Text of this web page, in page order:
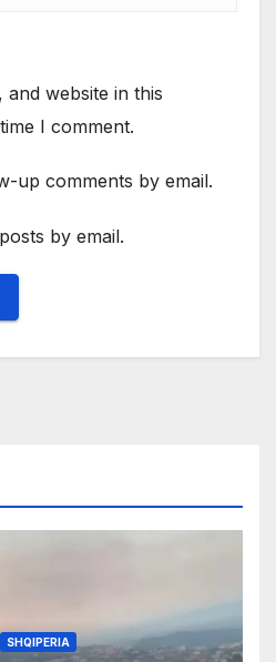
and website in this
I comment.
up comments by email.
by email.
SHQIPERIA